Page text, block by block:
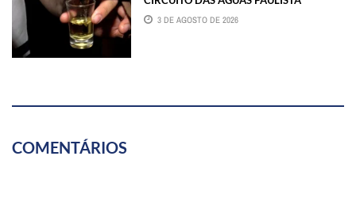
3 DE AGOSTO DE 2026
COMENTÁRIOS